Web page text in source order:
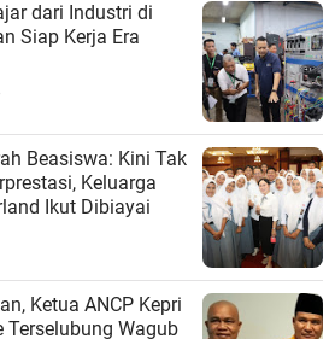
dari Industri di
Siap Kerja Era
Beasiswa: Kini Tak
Keluarga
Ikut Dibiayai
Ketua ANCP Kepri
Terselubung Wagub